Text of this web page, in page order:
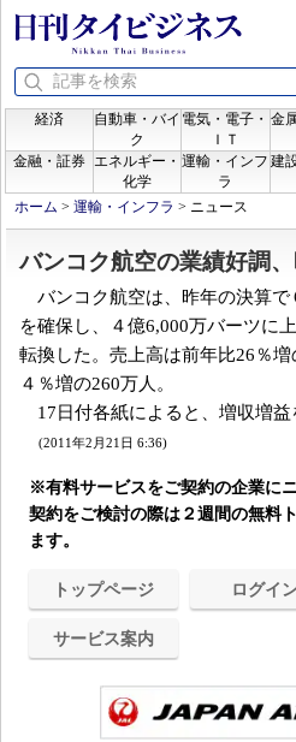
経済
自動車・バイ
ク
電気・電子・
ＩＴ
金
金融・証券
エネルギー・
化学
運輸・インフ
ラ
建
ホーム > 運輸・インフラ > ニュース
バンコク航空の業績好調
バンコク航空は、昨年の決算で
を確保し、４億6,000万バーツに
転換した。売上高は前年比26％
４％増の260万人。
17日付各紙によると、増収増益
(2011年2月21日 6:36)
※有料サービスをご契約の企業に
契約をご検討の際は２週間の無料
ます。
トップページ ログイ
サービス案内